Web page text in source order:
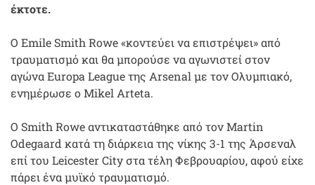
έκτοτε.
Ο Emile Smith Rowe «κοντεύει να επιστρέψει» από
τραυματισμό και θα μπορούσε να αγωνιστεί στον
αγώνα Europa League της Arsenal με τον Ολυμπιακό,
ενημέρωσε ο Mikel Arteta.
Ο Smith Rowe αντικαταστάθηκε από τον Martin
Odegaard κατά τη διάρκεια της νίκης 3-1 της Άρσεναλ
επί του Leicester City στα τέλη Φεβρουαρίου, αφού είχε
πάρει ένα μυϊκό τραυματισμό.